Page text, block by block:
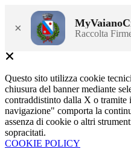
× Raccolta
Questo sito utilizza cookie
chiusura del banner mediante
contraddistinto dalla X o tramite
navigazione" comporta la
assenza di cookie o altri
sopracitati.
COOKIE POLICY